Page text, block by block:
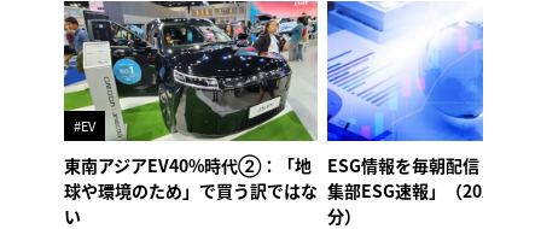
#EV
東南アジアEV40%時代②：「地
球や環境のため」で買う訳ではな
い
ESG情報を毎朝配信「オル
集部ESG速報」（2026年8
分）